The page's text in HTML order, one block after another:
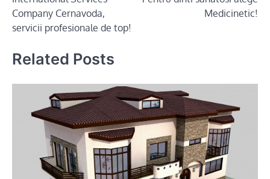
navigation
Company Cernavoda,
servicii profesionale de top!
Medicinetic!
Related Posts